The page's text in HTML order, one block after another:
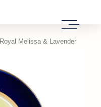
Royal Melissa & Lavender